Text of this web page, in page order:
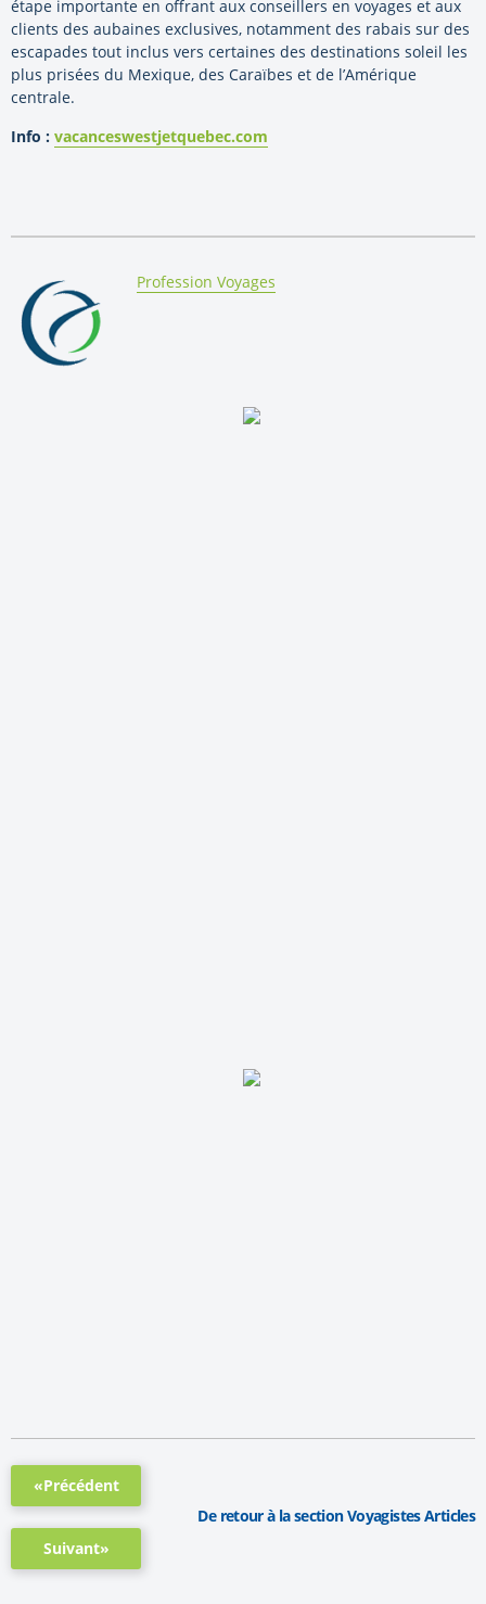
étape importante en offrant aux conseillers en voyages et aux
clients des aubaines exclusives, notamment des rabais sur des
escapades tout inclus vers certaines des destinations soleil les
plus prisées du Mexique, des Caraïbes et de l’Amérique
centrale.
Info : vacanceswestjetquebec.com
By:
Profession Voyages
«Précédent
Suivant»
De retour à la section Voyagistes Articles